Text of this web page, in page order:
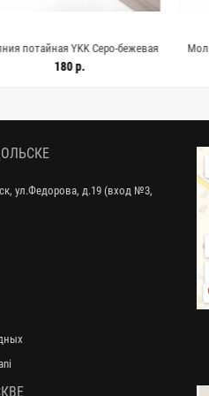
YKK Серо-бежевая
G01 15022638
Молния
ул.Федорова, д.19 (вход №3,